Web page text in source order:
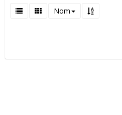
Nom